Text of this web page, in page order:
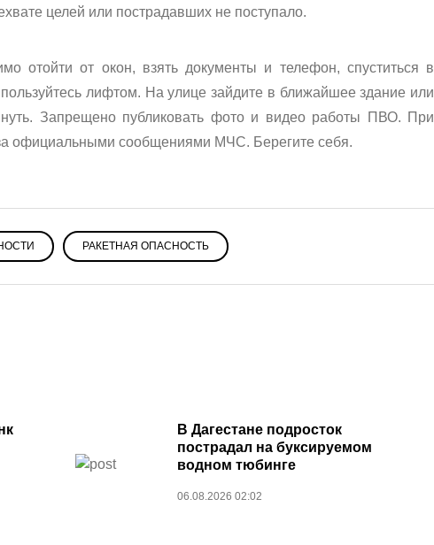
целей или пострадавших не поступало.
отойти от окон, взять документы и телефон, спуститься в
лифтом. На улице зайдите в ближайшее здание или
Запрещено публиковать фото и видео работы ПВО. При
официальными сообщениями МЧС. Берегите себя.
РАКЕТНАЯ ОПАСНОСТЬ
В Дагестане подросток
пострадал на буксируемом
водном тюбинге
06.08.2026 02:02